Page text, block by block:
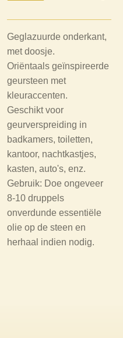
Geglazuurde onderkant,
met doosje.
Oriëntaals geïnspireerde
geursteen met
kleuraccenten.
Geschikt voor
geurverspreiding in
badkamers, toiletten,
kantoor, nachtkastjes,
kasten, auto's, enz.
Gebruik: Doe ongeveer
8-10 druppels
onverdunde essentiële
olie op de steen en
herhaal indien nodig.